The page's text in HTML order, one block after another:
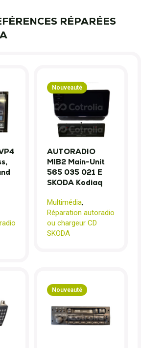
RÉPARÉES
Nouveauté
AUTORADIO
MIB2 Main-Unit
565 035 021 E
SKODA Kodiaq
Multimédia,
Réparation autoradio
ou chargeur CD
SKODA
Nouveauté